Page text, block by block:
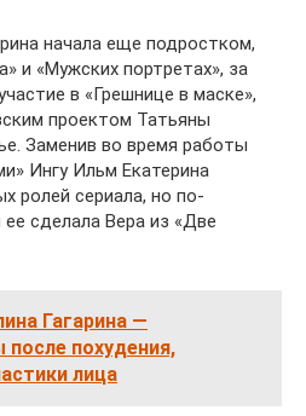
начала еще подростком,
и «Мужских портретах», за
в «Грешнице в маске»,
проектом Татьяны
Заменив во время работы
Ингу Ильм Екатерина
ролей сериала, но по-
сделала Вера из «Две
Гагарина —
похудения,
лица